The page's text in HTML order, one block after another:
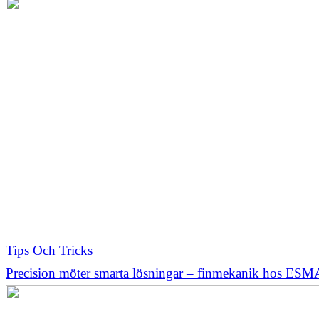
Tips Och Tricks
Precision möter smarta lösningar – finmekanik hos